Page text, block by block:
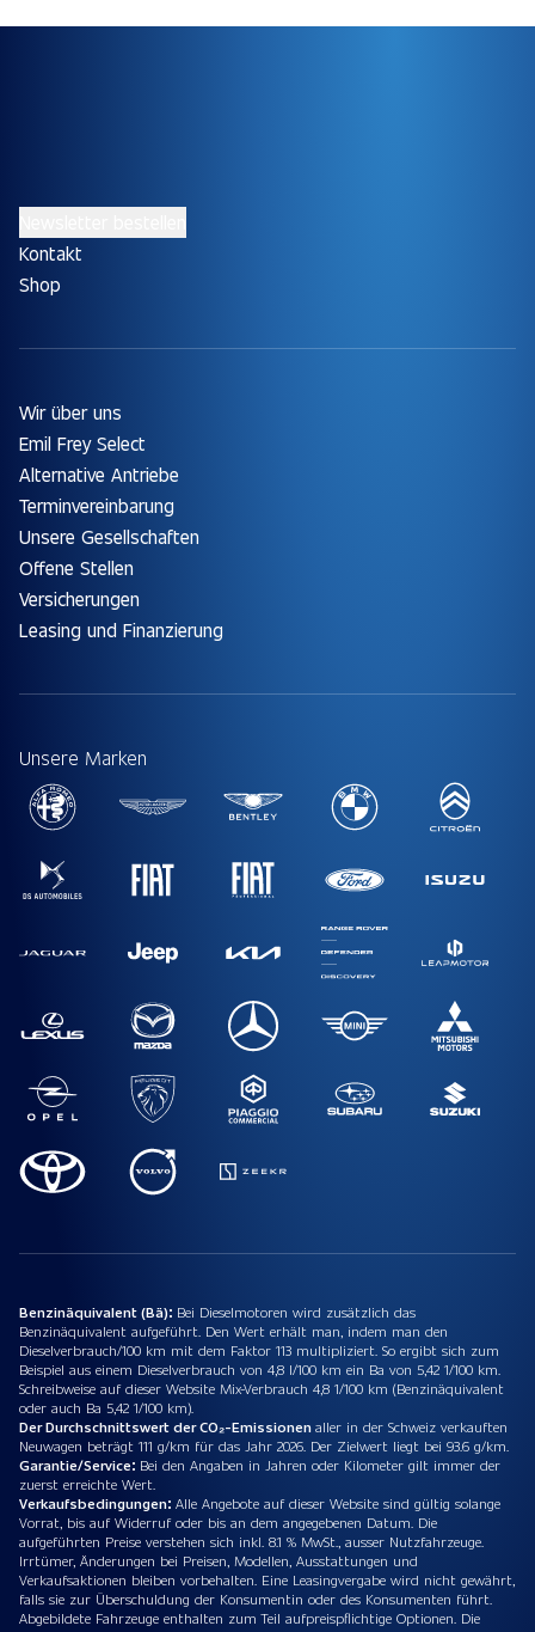
Kontakt
Shop
Wir über uns
Emil Frey Select
Alternative Antriebe
Terminvereinbarung
Unsere Gesellschaften
Offene Stellen
Versicherungen
Leasing und Finanzierung
Unsere Marken
Benzinäquivalent (Bä): Bei Dieselmotoren wird zusätzlich das
Benzinäquivalent aufgeführt. Den Wert erhält man, indem man den
Dieselverbrauch/100 km mit dem Faktor 113 multipliziert. So ergibt sich zum
Beispiel aus einem Dieselverbrauch von 4,8 l/100 km ein Ba von 5,42 1/100 km.
Schreibweise auf dieser Website Mix-Verbrauch 4,8 1/100 km (Benzinäquivalent
oder auch Ba 5,42 1/100 km).
Der Durchschnittswert der CO₂-Emissionenaller in der Schweiz verkauften
Neuwagen beträgt 111 g/km für das Jahr 2026. Der Zielwert liegt bei 93.6 g/km.
Garantie/Service: Bei den Angaben in Jahren oder Kilometer gilt immer der
zuerst erreichte Wert.
Verkaufsbedingungen: Alle Angebote auf dieser Website sind gültig solange
Vorrat, bis auf Widerruf oder bis an dem angegebenen Datum. Die
aufgeführten Preise verstehen sich inkl. 8.1 % MwSt., ausser Nutzfahrzeuge.
Irrtümer, Änderungen bei Preisen, Modellen, Ausstattungen und
Verkaufsaktionen bleiben vorbehalten. Eine Leasingvergabe wird nicht gewährt,
falls sie zur Überschuldung der Konsumentin oder des Konsumenten führt.
Abgebildete Fahrzeuge enthalten zum Teil aufpreispflichtige Optionen. Die